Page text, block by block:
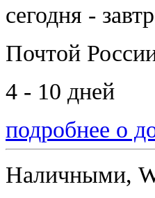
сегодня -
Почтой
4 - 10 дней
подробнее о
Наличными,